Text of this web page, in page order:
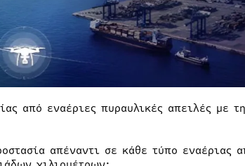
από εναέριες πυραυλικές απειλές με
απέναντι σε κάθε τύπο εναέριας